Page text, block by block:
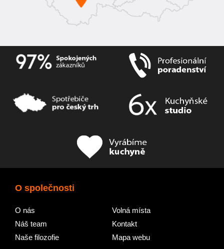
O společnosti
O nás
Náš team
Naše filozofie
Volná místa
Kontakt
Mapa webu